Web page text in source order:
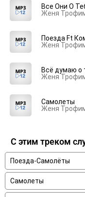
Все Они О
Женя
Поезда Ft
Женя
Всё думаю о
Женя
Самолеты
Женя
С этим треком
Поезда-Самолёты
Самолеты